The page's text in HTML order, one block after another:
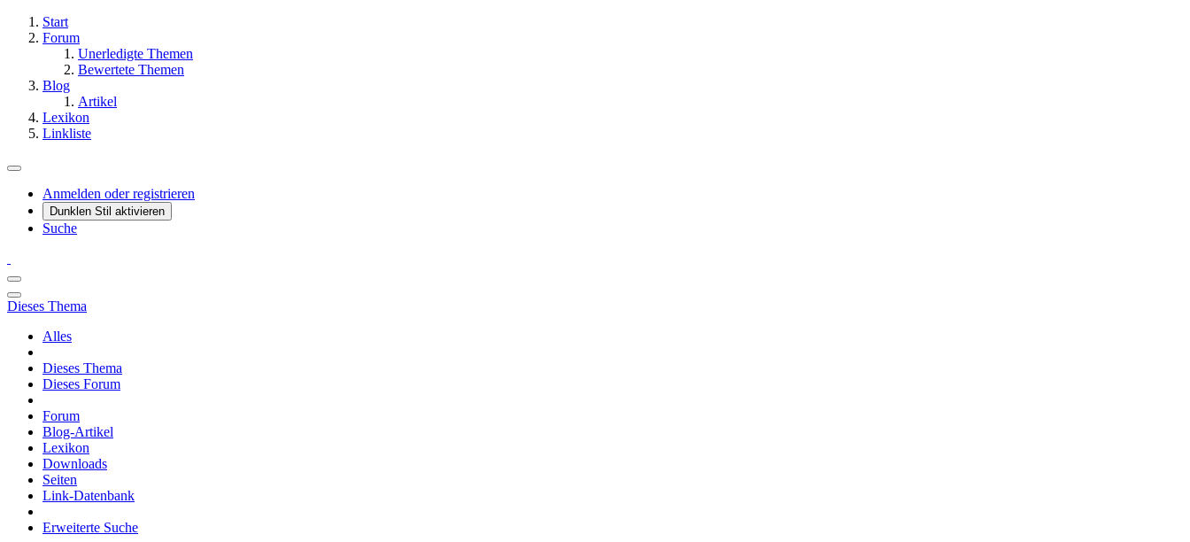
Start
Forum
Unerledigte Themen
Bewertete Themen
Blog
Artikel
Lexikon
Linkliste
Anmelden oder registrieren
Dunklen Stil aktivieren
Suche
Dieses Thema
Alles
Dieses Thema
Dieses Forum
Forum
Blog-Artikel
Lexikon
Downloads
Seiten
Link-Datenbank
Erweiterte Suche